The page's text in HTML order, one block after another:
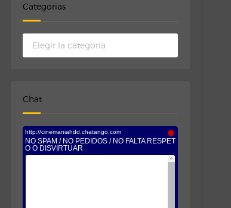
Categorias
Categorias
Chat